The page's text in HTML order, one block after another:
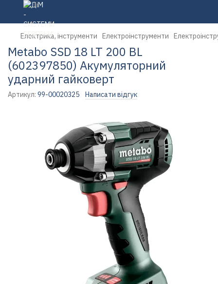
Електрика, інструменти Електроінструменти
Metabo SSD 18 LT 200 BL
(602397850) Акумуляторний
ударний гайковерт
Артикул: 99-00020325 Написати відгук